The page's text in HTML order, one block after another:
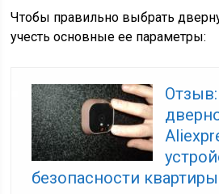
Чтобы правильно выбрать
учесть основные ее параметры:
безопасности